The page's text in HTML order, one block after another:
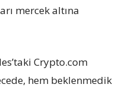
mercek altına
Crypto.com
hem beklenmedik